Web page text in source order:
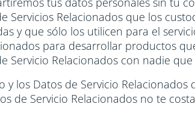
Servicios Relacionados que los
y que sólo los utilicen para el
para desarrollar productos
Servicio Relacionados con nadie
los Datos de Servicio
de Servicio Relacionados no te